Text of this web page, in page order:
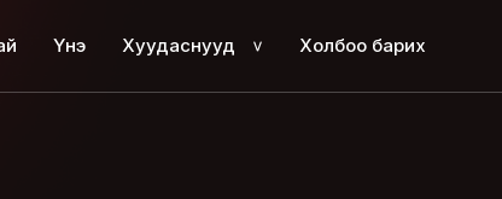
Үнэ Хуудаснууд > Холбоо барих